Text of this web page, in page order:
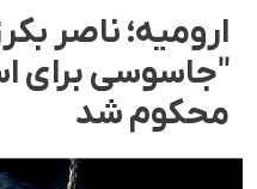
ارومیه؛ ناصر
"جاسوسی برای
محکوم شد